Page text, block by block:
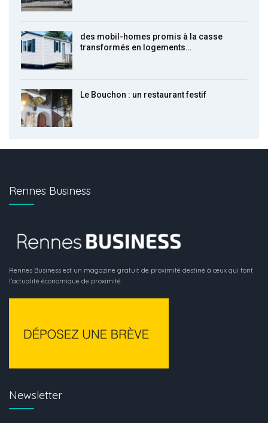
des mobil-homes promis à la casse
transformés en logements…
Le Bouchon : un restaurant festif
Rennes Business
Rennes Business est un magazine gratuit de proximité destiné à ceux qui font
l’actualité économique de proximité.
Newsletter